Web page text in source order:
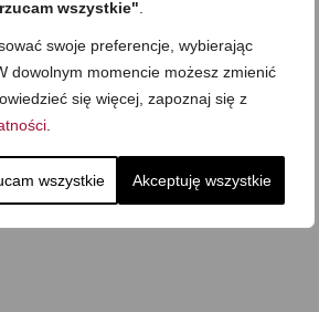
wszystkie"
swoje preferencje, wybierając
dowolnym momencie możesz zmienić
się więcej, zapoznaj się z
wszystkie Akceptuję wszystkie
i zaprawy,Składnik: drób
,Śniadanie,Sylwester i inne imprezowe,
Narodzenie